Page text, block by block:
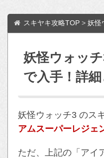
スキヤキ攻略TOP > 妖怪
妖怪ウォッ
で入手！詳
妖怪ウォッチ3 のス
アムスーパーレジェ
ただ、上記の「アイ